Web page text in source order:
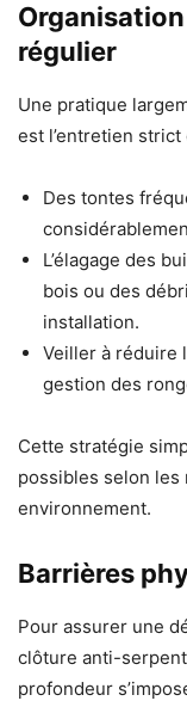
régulier
Une pratique
est l’entretien strict
Des tontes
L’élagage des
bois ou des
installation.
Veiller à réduire
gestion des
Cette stratégie
possibles selon
environnement.
Barrières
Pour assurer une
clôture anti-
profondeur